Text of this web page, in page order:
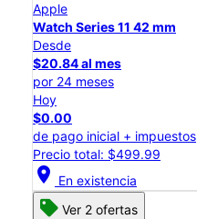
Apple
Watch Series 11 42 mm
Desde
$20.84 al mes
por 24 meses
Hoy
$0.00
de pago inicial + impuestos
Precio total: $499.99
location_on En existencia
Ver 2 ofertas